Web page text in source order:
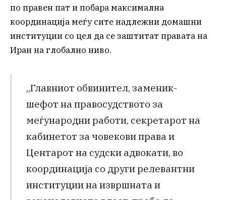
по правен пат и побара максимална
координација меѓу сите надлежни домашни
институции со цел да се заштитат правата на
Иран на глобално ниво.
„Главниот обвинител, заменик-
шефот на правосудството за
меѓународни работи, секретарот на
кабинетот за човекови права и
Центарот на судски адвокати, во
координација со други релевантни
институции на извршната и